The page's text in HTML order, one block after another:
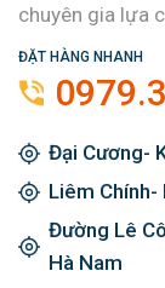
chuyên gia lựa
ĐẶT HÀNG NHANH
Đại Cương-
Liêm Chính-
Đường Lê
Hà Nam